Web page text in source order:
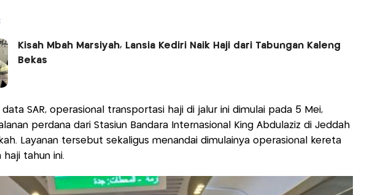
Kisah Mbah Marsiyah, Lansia Kediri Naik Haji dari Tabungan Kaleng
Bekas
data SAR, operasional transportasi haji di jalur ini dimulai pada 5 Mei,
perdana dari Stasiun Bandara Internasional King Abdulaziz di Jeddah
Layanan tersebut sekaligus menandai dimulainya operasional kereta
tahun ini.